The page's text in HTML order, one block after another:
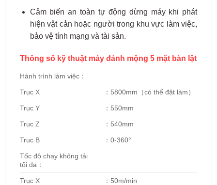
Cảm biến an toàn tự động dừng máy khi phát
hiện vật cản hoặc người trong khu vực làm việc,
bảo vệ tính mạng và tài sản.
Thông số kỹ thuật máy đánh mộng 5 mặt bàn lật
Hành trình làm việc：
Trục X ：5800mm（có thể đặt làm）
Trục Y ：550mm
Trục Z ：540mm
Trục B ：0-360°
Tốc độ chạy không tải
tối đa：
Trục X ：50m/min